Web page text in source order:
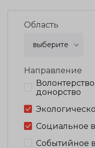
Область
выберите
Направление
донорство
Социальное
Событийное